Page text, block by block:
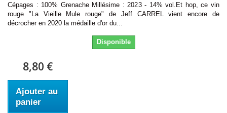
Cépages : 100% Grenache Millésime : 2023 - 14% vol.Et hop, ce vin
rouge "La Vieille Mule rouge" de Jeff CARREL vient encore de
décrocher en 2020 la médaille d'or du...
Disponible
8,80 €
Ajouter au
panier